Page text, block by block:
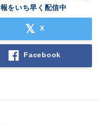
報をいち早く配信中
X
Facebook